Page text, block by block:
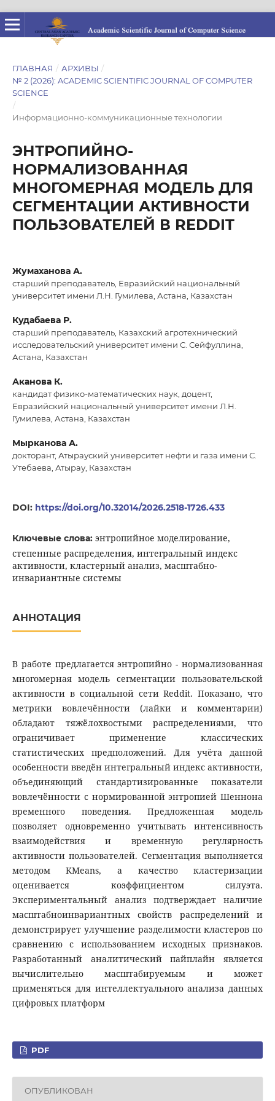
ГЛАВНАЯ / АРХИВЫ /
№ 2 (2026): ACADEMIC SCIENTIFIC JOURNAL OF COMPUTER
SCIENCE
/
Информационно-коммуникационные технологии
ЭНТРОПИЙНО-
НОРМАЛИЗОВАННАЯ
МНОГОМЕРНАЯ МОДЕЛЬ ДЛЯ
СЕГМЕНТАЦИИ АКТИВНОСТИ
ПОЛЬЗОВАТЕЛЕЙ В REDDIT
Жумаханова А.
старший преподаватель, Евразийский национальный
университет имени Л.Н. Гумилева, Астана, Казахстан
Кудабаева Р.
старший преподаватель, Казахский агротехнический
исследовательский университет имени С. Сейфуллина,
Астана, Казахстан
Аканова К.
кандидат физико-математических наук, доцент,
Евразийский национальный университет имени Л.Н.
Гумилева, Астана, Казахстан
Мырканова А.
докторант, Атырауский университет нефти и газа имени С.
Утебаева, Атырау, Казахстан
DOI: https://doi.org/10.32014/2026.2518-1726.433
Ключевые слова: энтропийное моделирование,
степенные распределения, интегральный индекс
активности, кластерный анализ, масштабно-
инвариантные системы
АННОТАЦИЯ
В работе предлагается энтропийно - нормализованная
многомерная модель сегментации пользовательской
активности в социальной сети Reddit. Показано, что
метрики вовлечённости (лайки и комментарии)
обладают тяжёлохвостыми распределениями, что
ограничивает применение классических
статистических предположений. Для учёта данной
особенности введён интегральный индекс активности,
объединяющий стандартизированные показатели
вовлечённости с нормированной энтропией Шеннона
временного поведения. Предложенная модель
позволяет одновременно учитывать интенсивность
взаимодействия и временную регулярность
активности пользователей. Сегментация выполняется
методом KMeans, а качество кластеризации
оценивается коэффициентом силуэта.
Экспериментальный анализ подтверждает наличие
масштабноинвариантных свойств распределений и
демонстрирует улучшение разделимости кластеров по
сравнению с использованием исходных признаков.
Разработанный аналитический пайплайн является
вычислительно масштабируемым и может
применяться для интеллектуального анализа данных
цифровых платформ
PDF
ОПУБЛИКОВАН